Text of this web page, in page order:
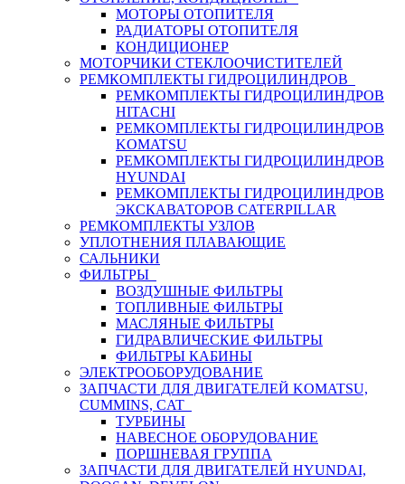
МОТОРЫ ОТОПИТЕЛЯ
РАДИАТОРЫ ОТОПИТЕЛЯ
КОНДИЦИОНЕР
МОТОРЧИКИ СТЕКЛООЧИСТИТЕЛЕЙ
РЕМКОМПЛЕКТЫ ГИДРОЦИЛИНДРОВ
РЕМКОМПЛЕКТЫ ГИДРОЦИЛИНДРОВ
HITACHI
РЕМКОМПЛЕКТЫ ГИДРОЦИЛИНДРОВ
KOMATSU
РЕМКОМПЛЕКТЫ ГИДРОЦИЛИНДРОВ
HYUNDAI
РЕМКОМПЛЕКТЫ ГИДРОЦИЛИНДРОВ
ЭКСКАВАТОРОВ CATERPILLAR
РЕМКОМПЛЕКТЫ УЗЛОВ
УПЛОТНЕНИЯ ПЛАВАЮЩИЕ
САЛЬНИКИ
ФИЛЬТРЫ
ВОЗДУШНЫЕ ФИЛЬТРЫ
ТОПЛИВНЫЕ ФИЛЬТРЫ
МАСЛЯНЫЕ ФИЛЬТРЫ
ГИДРАВЛИЧЕСКИЕ ФИЛЬТРЫ
ФИЛЬТРЫ КАБИНЫ
ЭЛЕКТРООБОРУДОВАНИЕ
ЗАПЧАСТИ ДЛЯ ДВИГАТЕЛЕЙ KOMATSU,
CUMMINS, CAT
ТУРБИНЫ
НАВЕСНОЕ ОБОРУДОВАНИЕ
ПОРШНЕВАЯ ГРУППА
ЗАПЧАСТИ ДЛЯ ДВИГАТЕЛЕЙ HYUNDAI,